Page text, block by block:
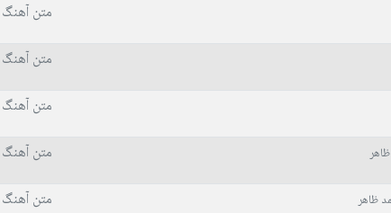
متن
متن
متن
متن
ظاهر متن